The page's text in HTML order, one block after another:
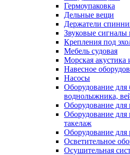
Гермоупаковка
Дельные вещи
Держатели
Звуковые сигналы
Крепления под
Мебель судовая
Морская акустика
Навесное
Насосы
Оборудование для
воднолыжника,
Оборудование
Оборудование для
такелаж
Оборудование для
Осветительное
Осушительная